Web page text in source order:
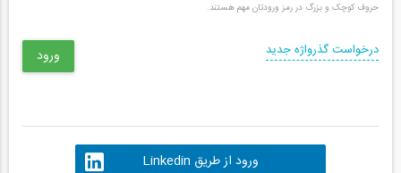
حروف کوچک و بزرگ در رمز ورودتان مهم هستند.
درخواست گذرواژه جدید
ورود از طریق Linkedin